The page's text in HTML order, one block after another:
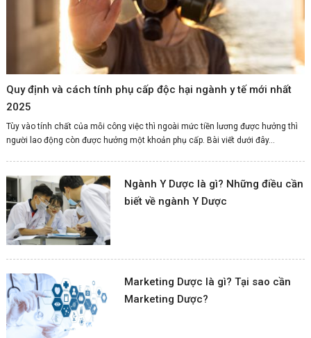
Quy định và cách tính phụ cấp độc hại ngành y tế mới nhất
2025
Tùy vào tính chất của mỗi công việc thì ngoài mức tiền lương được hưởng thì
người lao động còn được hưởng một khoản phụ cấp. Bài viết dưới đây...
Ngành Y Dược là gì? Những điều cần
biết về ngành Y Dược
Marketing Dược là gì? Tại sao cần
Marketing Dược?